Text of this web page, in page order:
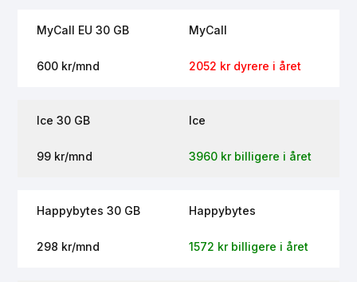
MyCall EU 30 GB MyCall
600 kr/mnd 2052 kr dyrere i året
Ice 30 GB Ice
99 kr/mnd 3960 kr billigere i året
Happybytes 30 GB Happybytes
298 kr/mnd 1572 kr billigere i året